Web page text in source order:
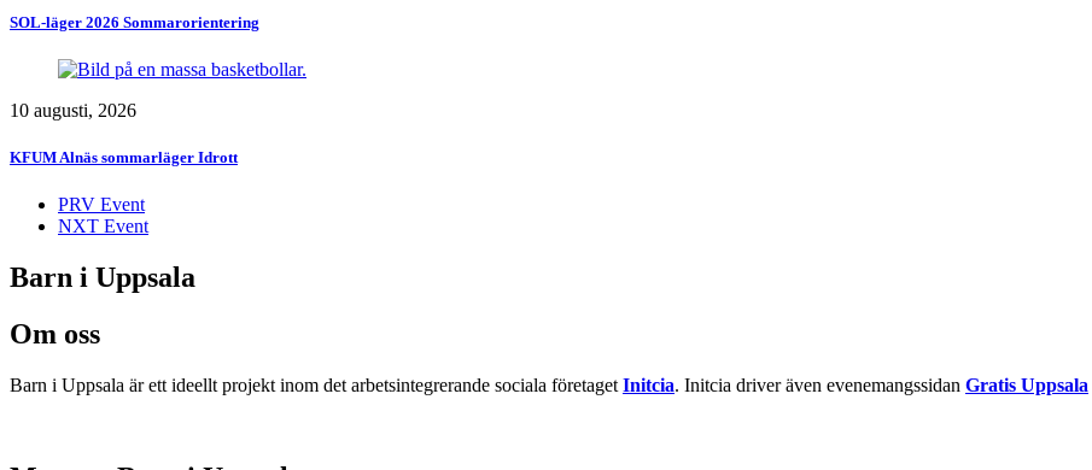
SOL-läger 2026 Sommarorientering
10 augusti, 2026
KFUM Alnäs sommarläger Idrott
PRV Event
NXT Event
Barn i Uppsala
Om oss
Barn i Uppsala är ett ideellt projekt inom det arbetsintegrerande sociala företaget Initcia. Initcia driver även evenemangssidan Gratis Uppsala